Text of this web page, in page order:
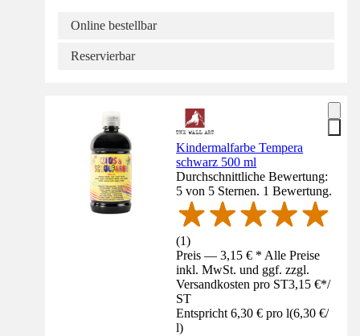
Online bestellbar
Reservierbar
Kindermalfarbe Tempera
schwarz 500 ml
Durchschnittliche Bewertung:
5 von 5 Sternen. 1 Bewertung.
(1)
Preis — 3,15 € * Alle Preise
inkl. MwSt. und ggf. zzgl.
Versandkosten pro ST3,15 €*/
ST
Entspricht 6,30 € pro l(6,30 €/
l)